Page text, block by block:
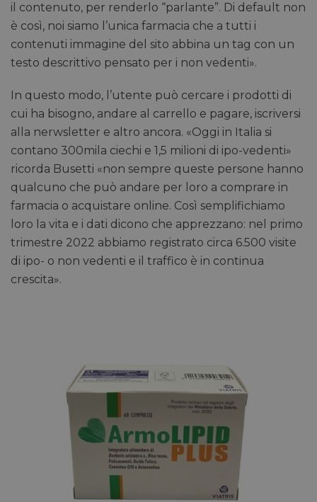
il contenuto, per renderlo “parlante”. Di default non
è così, noi siamo l’unica farmacia che a tutti i
contenuti immagine del sito abbina un tag con un
testo descrittivo pensato per i non vedenti».
In questo modo, l’utente può cercare i prodotti di
cui ha bisogno, andare al carrello e pagare, iscriversi
alla nerwsletter e altro ancora. «Oggi in Italia si
contano 300mila ciechi e 1,5 milioni di ipo-vedenti»
ricorda Busetti «non sempre queste persone hanno
qualcuno che può andare per loro a comprare in
farmacia o acquistare online. Così semplifichiamo
loro la vita e i dati dicono che apprezzano: nel primo
trimestre 2022 abbiamo registrato circa 6.500 visite
di ipo- o non vedenti e il traffico è in continua
crescita».